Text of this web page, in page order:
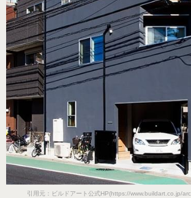
引用元：ビルドアート公式HP(https://www.buildart.co.jp/